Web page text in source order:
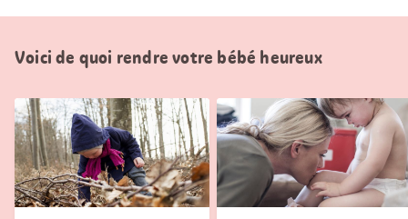
Voici de quoi rendre votre bébé heureux